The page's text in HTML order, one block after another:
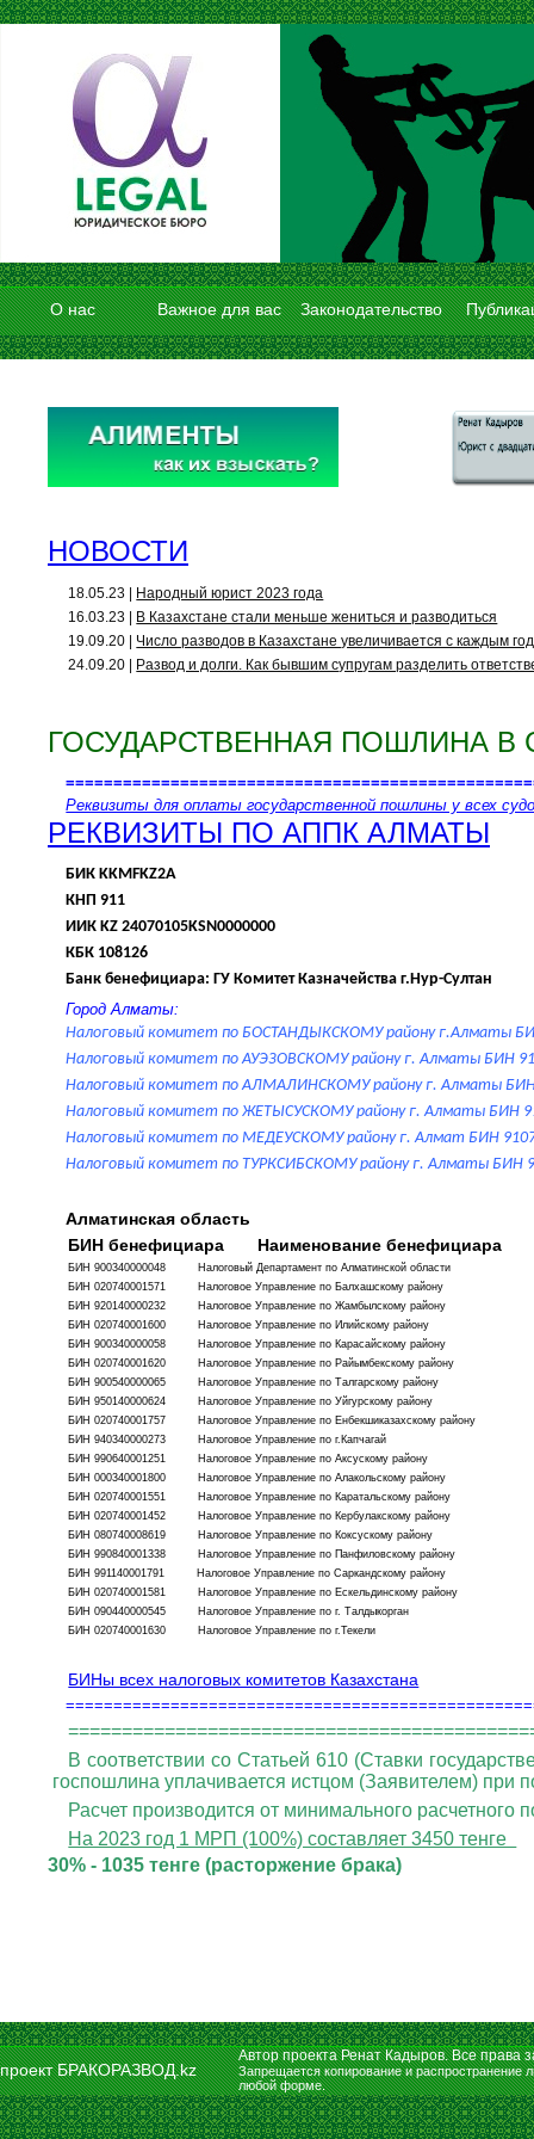
О нас Важное для вас Законодательство
НОВОСТИ
18.05.23 |
Народный юрист 2023 года
16.03.23 |
В Казахстане стали меньше жениться и разводиться
19.09.20 | Число разводов в Казахстане увеличивается с каждым
24.09.20 |
Развод и долги. Как бывшим супругам разделить
ГОСУДАРСТВЕННАЯ ПОШЛИНА В
Реквизиты для оплаты государственной пошлины у всех
РЕКВИЗИТЫ ПО АППК АЛМАТЫ
БИК KKMFKZ2A
КНП 911
ИИК KZ 24070105KSN0000000
КБК 108126
Банк бенефициара: ГУ Комитет Казначейства г.Нур-Султан
Город Алматы:
Налоговый комитет по БОСТАНДЫКСКОМУ району г.Алматы
Налоговый комитет по АУЭЗОВСКОМУ району г. АлматыБИН
Налоговый комитет по АЛМАЛИНСКОМУ району г. Алматы
Налоговый комитет по ЖЕТЫСУСКОМУ району г. АлматыБИН
Налоговый комитет по МЕДЕУСКОМУ району г. АлматБИН
Налоговый комитет по ТУРКСИБСКОМУ району г. АлматыБИН
Алматинская область
БИН бенефициара Наименование бенефициара
БИН 900340000048 Налоговый Департамент по Алматинской области
БИН 020740001571 Налоговое Управление по Балхашскому району
БИН 920140000232 Налоговое Управление по Жамбылскому району
БИН 020740001600 Налоговое Управление по Илийскому району
БИН 900340000058 Налоговое Управление по Карасайскому району
БИН 020740001620 Налоговое Управление по Райымбекскому району
БИН 900540000065 Налоговое Управление по Талгарскому району
БИН 950140000624 Налоговое Управление по Уйгурскому району
БИН 020740001757 Налоговое Управление по Енбекшиказахскому району
БИН 940340000273 Налоговое Управление по г.Капчагай
БИН 990640001251 Налоговое Управление по Аксускому району
БИН 000340001800 Налоговое Управление по Алакольскому району
БИН 020740001551 Налоговое Управление по Каратальскому району
БИН 020740001452 Налоговое Управление по Кербулакскому району
БИН 080740008619 Налоговое Управление по Коксускому району
БИН 990840001338 Налоговое Управление по Панфиловскому району
БИН 991140001791 Налоговое Управление по Саркандскому району
БИН 020740001581 Налоговое Управление по Ескельдинскому району
БИН 090440000545 Налоговое Управление по г. Талдыкорган
БИН 020740001630 Налоговое Управление по г.Текели
БИНы всех налоговых комитетов Казахстана
В соответствии со Статьей 610 (Ставки
госпошлина уплачивается истцом (Заявителем) при
Расчет производится от минимального расчетного
На 2023 год 1 МРП (100%) составляет 3450 тенге
30% - 1035 тенге (расторжение брака)
проект БРАКОРАЗВОД.kz
Автор проекта Ренат Кадыров. Все права
Запрещается копирование и распространение
любой форме.